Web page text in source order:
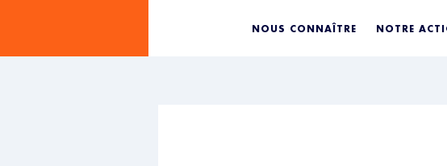
NOUS CONNAÎTRE NOTRE